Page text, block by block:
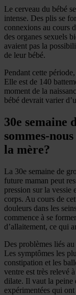
Le cerveau du bébé
intense. Des plis se
connexions au cours
des organes sexuels
avaient pas la
de leur bébé.
Pendant cette
Elle est de 140
moment de la
bébé devrait varier
30e semaine
sommes-
la mère?
La 30e semaine de
future maman peut
pression sur la vessie
corps. Au cours de
douleurs dans les
commence à se
d’allaitement, ce qui
Des problèmes liés
Les symptômes les
constipation et les
ventre est très relevé
dilate. Il vaut la peine
expérimentées qui